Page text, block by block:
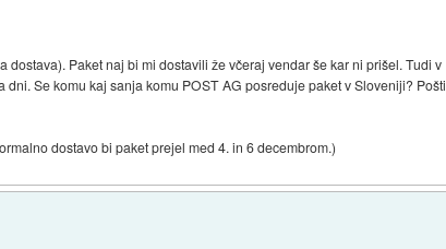
Paket naj bi mi dostavili že včeraj vendar še kar ni prišel. Tudi v
Se komu kaj sanja komu POST AG posreduje paket v Sloveniji? Pošti
dostavo bi paket prejel med 4. in 6 decembrom.)